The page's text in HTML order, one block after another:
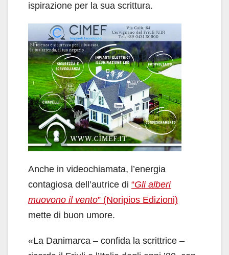
ispirazione per la sua scrittura.
Anche in videochiamata, l’energia
contagiosa dell’autrice di “Gli alberi
muovono il vento” (Noripios Edizioni)
mette di buon umore.
«La Danimarca – confida la scrittrice –